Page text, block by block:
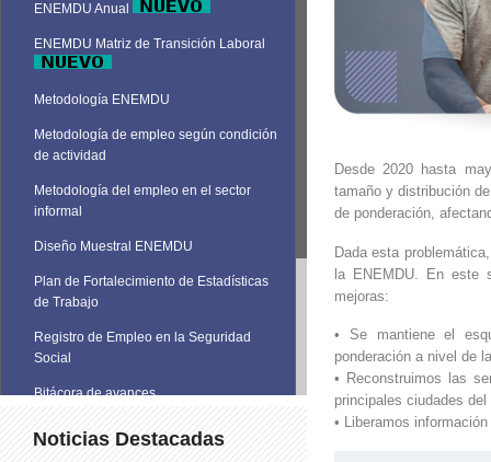
ENEMDU Anual
ENEMDU Matriz de Transición Laboral
Metodología ENEMDU
Metodología de empleo según condición
de actividad
Metodología del empleo en el sector
informal
Diseño Muestral ENEMDU
Plan de Fortalecimiento de Estadísticas
de Trabajo
Registro de Empleo en la Seguridad
Social
Bitácora de avances
Noticias Destacadas
Desde 2020 hasta
tamaño y distribución
de ponderación,
Dada esta
la ENEMDU. En este
mejoras:
• Se mantiene el
ponderación a nivel de
• Reconstruimos las
principales ciudades
• Liberamos